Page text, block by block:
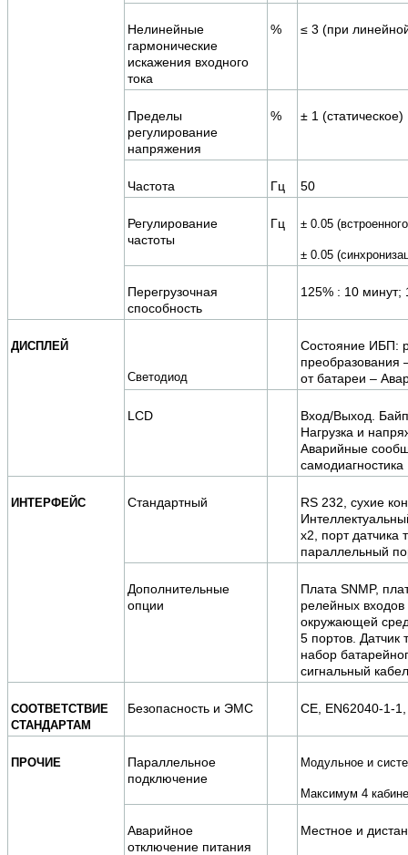
Нелинейные
гармонические
искажения входного
тока
% ≤ 3 (при
Пределы
регулирование
напряжения
% ± 1 (статическое)
Частота Гц 50
Регулирование
частоты
Гц ± 0.05
± 0.05
Перегрузочная
способность
125% : 10
ДИСПЛЕЙ
Светодиод
Состояние ИБП:
преобразования
от батареи –
LCD
Вход/Выход.
Нагрузка и
Аварийные
самодиагностика
ИНТЕРФЕЙС Стандартный
RS 232, сухие
х2, порт датчика
параллельный
Дополнительные
опции
Плата SNMP,
релейных входов
окружающей
5 портов. Датчик
набор
сигнальный
СООТВЕТСТВИЕ
СТАНДАРТАМ
Безопасность и ЭМС CE, EN62040-1-
ПРОЧИЕ
Параллельное
подключение
Модульное и
Максимум 4
Аварийное
отключение питания
Местное и